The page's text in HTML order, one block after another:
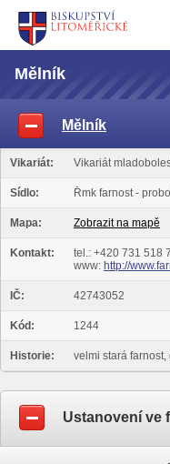
Mělník
Mělník
Vikariát: Vikariát
Sídlo: Řmk farnost -
Mapa: Zobrazit na mapě
Kontakt: tel.: +420 731 518
www: http://
IČ: 42743052
Kód: 1244
Historie: velmi stará
Ustanovení ve